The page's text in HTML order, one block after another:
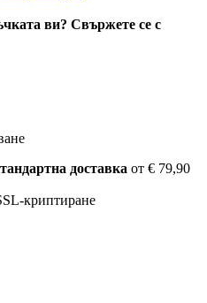
ви? Свържете се с
доставка от € 79,90
криптиране